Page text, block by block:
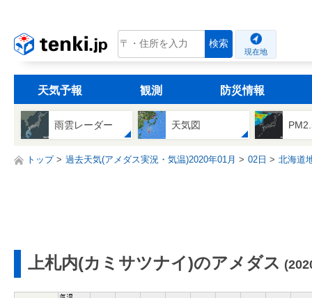
tenki.jp 検索
現在地
天気予報 観測 防災情報
雨雲レーダー 天気図
トップ 過去天気(アメダス実況・気温)2020年01月 02日 北海道
上札内(カミサツナイ)のアメダス